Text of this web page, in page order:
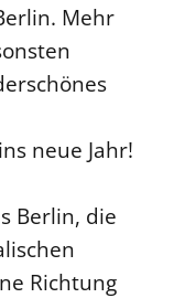
Mehr
neue Jahr!
Berlin, die
Richtung